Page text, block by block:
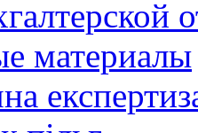
материалы